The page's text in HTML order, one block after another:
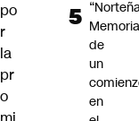
po
r
la
pr
o
de
un
en